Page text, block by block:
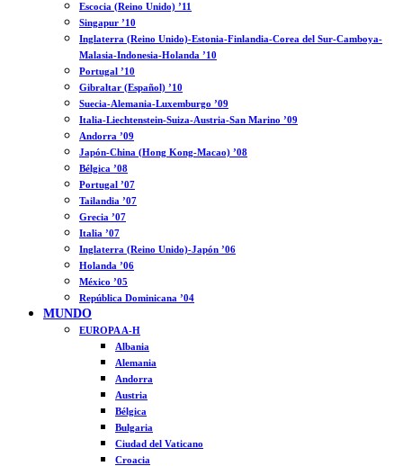
Escocia (Reino Unido) ’11
Singapur ’10
Inglaterra (Reino Unido)-Estonia-Finlandia-Corea del Sur-Camboya-
Malasia-Indonesia-Holanda ’10
Portugal ’10
Gibraltar (Español) ’10
Suecia-Alemania-Luxemburgo ’09
Italia-Liechtenstein-Suiza-Austria-San Marino ’09
Andorra ’09
Japón-China (Hong Kong-Macao) ’08
Bélgica ’08
Portugal ’07
Tailandia ’07
Grecia ’07
Italia ’07
Inglaterra (Reino Unido)-Japón ’06
Holanda ’06
México ’05
República Dominicana ’04
MUNDO
EUROPA A-H
Albania
Alemania
Andorra
Austria
Bélgica
Bulgaria
Ciudad del Vaticano
Croacia